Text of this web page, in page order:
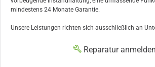
mindestens 24 Monate Garantie.
Unsere Leistungen richten sich ausschließlich an
Reparatur anmelden